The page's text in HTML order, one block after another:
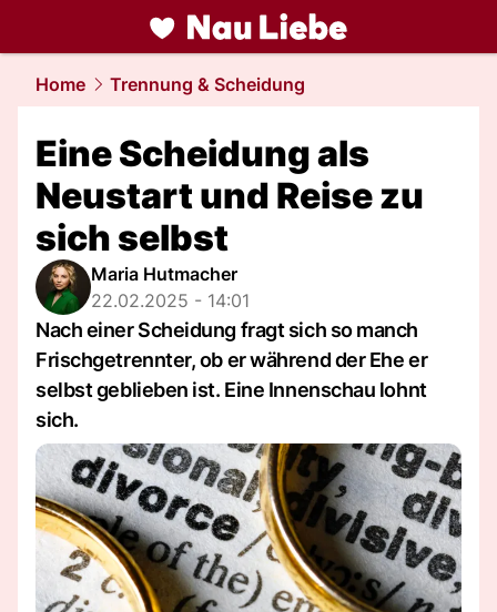
liebe.NAU.ch
Home Trennung & Scheidung
Eine Scheidung als
Neustart und Reise zu
sich selbst
Maria Hutmacher
22.02.2025 - 14:01
Nach einer Scheidung fragt sich so manch
Frischgetrennter, ob er während der Ehe er
selbst geblieben ist. Eine Innenschau lohnt
sich.